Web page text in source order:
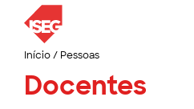
Início/ Pessoas
Docentes